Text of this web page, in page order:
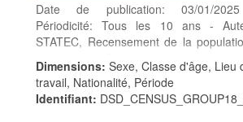
Date de publication: 03/01/
Périodicité: Tous les 10 ans -
STATEC, Recensement de la
Catégorie: Population et
Population - Mots-clés: population,
âge, nationalité,
démographie
Dimensions: Sexe, Classe d'âge, Lieu
travail, Nationalité, Période
Identifiant: